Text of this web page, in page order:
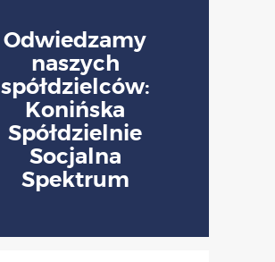
Odwiedzamy
naszych
spółdzielców:
Konińska
Spółdzielnie
Socjalna
Spektrum